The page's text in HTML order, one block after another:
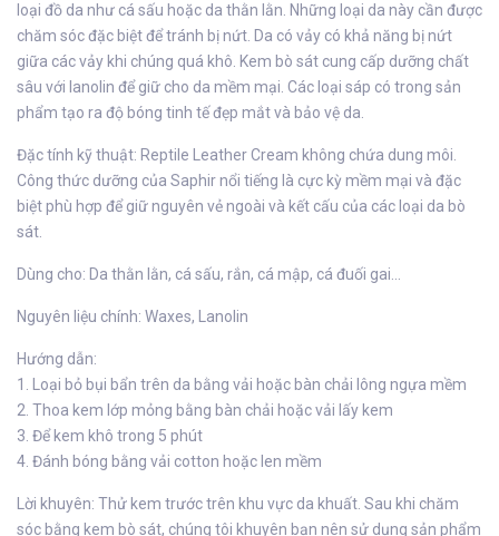
loại đồ da như cá sấu hoặc da thằn lằn. Những loại da này cần được
chăm sóc đặc biệt để tránh bị nứt. Da có vảy có khả năng bị nứt
giữa các vảy khi chúng quá khô. Kem bò sát cung cấp dưỡng chất
sâu với lanolin để giữ cho da mềm mại. Các loại sáp có trong sản
phẩm tạo ra độ bóng tinh tế đẹp mắt và bảo vệ da.
Đặc tính kỹ thuật: Reptile Leather Cream không chứa dung môi.
Công thức dưỡng của Saphir nổi tiếng là cực kỳ mềm mại và đặc
biệt phù hợp để giữ nguyên vẻ ngoài và kết cấu của các loại da bò
sát.
Dùng cho: Da thằn lằn, cá sấu, rắn, cá mập, cá đuối gai...
Nguyên liệu chính: Waxes, Lanolin
Hướng dẫn:
1. Loại bỏ bụi bẩn trên da bằng vải hoặc bàn chải lông ngựa mềm
2. Thoa kem lớp mỏng bằng bàn chải hoặc vải lấy kem
3. Để kem khô trong 5 phút
4. Đánh bóng bằng vải cotton hoặc len mềm
Lời khuyên: Thử kem trước trên khu vực da khuất. Sau khi chăm
sóc bằng kem bò sát, chúng tôi khuyên bạn nên sử dụng sản phẩm